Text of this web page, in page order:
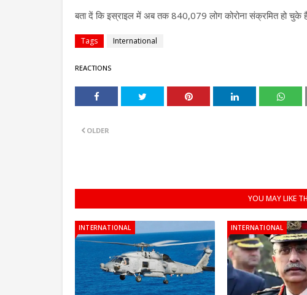
बता दें कि इस्राइल में अब तक 840,079 लोग कोरोना संक्रमित हो
Tags International
REACTIONS
OLDER
YOU MAY LIKE
INTERNATIONAL INTERNATIONAL